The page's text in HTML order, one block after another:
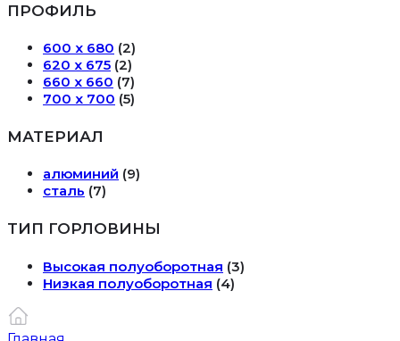
ПРОФИЛЬ
600 х 680 (2)
620 х 675 (2)
660 х 660 (7)
700 х 700 (5)
МАТЕРИАЛ
алюминий (9)
сталь (7)
ТИП ГОРЛОВИНЫ
Высокая полуоборотная (3)
Низкая полуоборотная (4)